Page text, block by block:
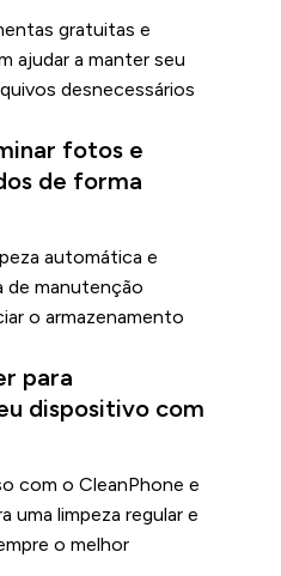
gratuitas e
ajudar a manter seu
desnecessários
fotos e
de forma
automática e
de manutenção
o armazenamento
para
dispositivo com
com o CleanPhone e
uma limpeza regular e
o melhor